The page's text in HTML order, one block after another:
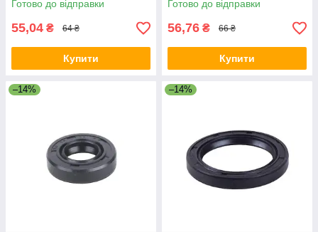
Готово до відправки
55,04 ₴ 64 ₴
Купити
Готово до відправки
56,76 ₴ 66 ₴
Купити
–14% –14%